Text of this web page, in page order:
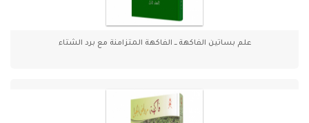
علم بساتين الفاكهة ـــ الفاكهة المتزامنة مع برد الشتاء